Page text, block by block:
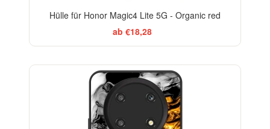
Hülle für Honor Magic4 Lite 5G - Organic red
ab €18,28